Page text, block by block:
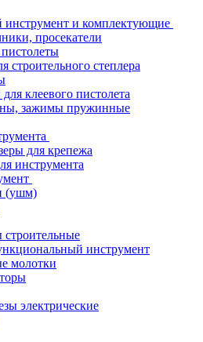
и комплектующие
просекатели
строительного степлера
клеевого пистолета
зажимы пружинные
для крепежа
инструмента
(ушм)
инструмент
молотки
электрические